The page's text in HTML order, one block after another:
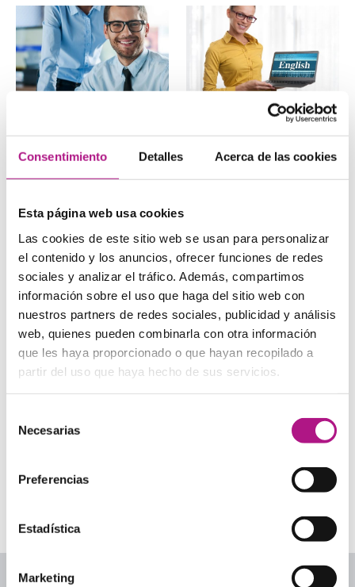
Consentimiento Detalles Acerca de las cookies
Esta página web usa cookies
Las cookies de este sitio web se usan para personalizar
el contenido y los anuncios, ofrecer funciones de redes
sociales y analizar el tráfico. Además, compartimos
información sobre el uso que haga del sitio web con
nuestros partners de redes sociales, publicidad y análisis
web, quienes pueden combinarla con otra información
que les haya proporcionado o que hayan recopilado a
partir del uso que haya hecho de sus servicios.
Necesarias
Preferencias
Estadística
Marketing
inglés para el trabajo
Trabajar en inglés puede ser
tienes que preocuparte…
Tips para identificar
Una de las cosas más
importantes para aprender
Cursos de inmersión
en inglés: todas las
opciones
nada como vivir en…
Las mejores
canciones para
aprender inglés
En What’s Up sabemos lo
que os gusta: aprender
1 … 124